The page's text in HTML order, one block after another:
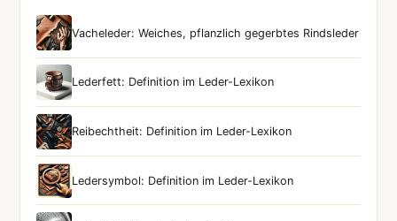
Vacheleder: Weiches, pflanzlich gegerbtes Rindsleder
Lederfett: Definition im Leder-Lexikon
Reibechtheit: Definition im Leder-Lexikon
Ledersymbol: Definition im Leder-Lexikon